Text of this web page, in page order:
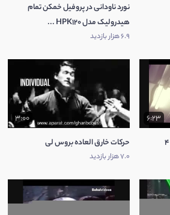
نورد ناودانی در پروفیل خمکن تمام
هیدرولیک مدل HPK120 ...
6.9 هزار بازدید
6:23
3:00
حركات خارق العاده بروس لی
7.0 هزار بازدید